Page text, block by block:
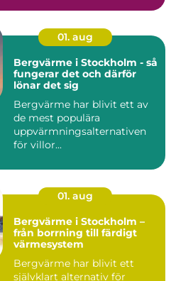
01. aug
Bergvärme i Stockholm - så
fungerar det och därför
lönar det sig
Bergvärme har blivit ett av
de mest populära
uppvärmningsalternativen
för villor...
01. aug
Bergvärme i Stockholm –
från borrning till färdigt
värmesystem
Bergvärme har blivit ett
självklart alternativ för